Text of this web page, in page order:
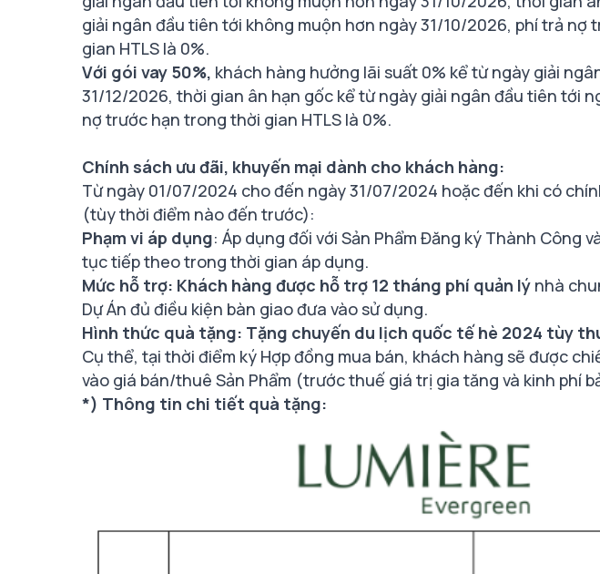
giải ngân đầu tiên tới không muộn hơn ngày 31/10/2026, phí trả nợ
gian HTLS là 0%.
Với gói vay 50%, khách hàng hưởng lãi suất 0% kể từ ngày giải
31/12/2026, thời gian ân hạn gốc kể từ ngày giải ngân đầu tiên tới
nợ trước hạn trong thời gian HTLS là 0%.
Chính sách ưu đãi, khuyến mại dành cho khách hàng:
Từ ngày 01/07/2024 cho đến ngày 31/07/2024 hoặc đến khi có
(tùy thời điểm nào đến trước):
Phạm vi áp dụng: Áp dụng đối với Sản Phẩm Đăng ký Thành Công
tục tiếp theo trong thời gian áp dụng.
Mức hỗ trợ: Khách hàng được hỗ trợ 12 tháng phí quản lý nhà
Dự Án đủ điều kiện bàn giao đưa vào sử dụng.
Hình thức quà tặng: Tặng chuyến du lịch quốc tế hè 2024 tùy
Cụ thể, tại thời điểm ký Hợp đồng mua bán, khách hàng sẽ được
vào giá bán/thuê Sản Phẩm (trước thuế giá trị gia tăng và kinh phí
*) Thông tin chi tiết quà tặng: